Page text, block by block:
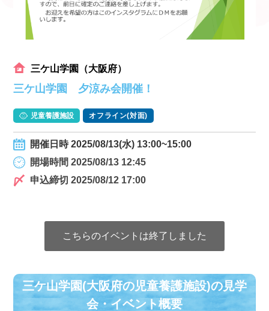
三ケ山学園（大阪府）
三ケ山学園 夕涼み会開催！
児童養護施設 オフライン(対面)
開催日時 2025/08/13(水) 13:00~15:00
開場時間 2025/08/13 12:45
申込締切 2025/08/12 17:00
こちらのイベントは終了しました
三ケ山学園(大阪府の児童養護施設)の⾒学
会・イベント概要